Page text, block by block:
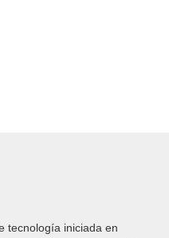
tecnología iniciada en